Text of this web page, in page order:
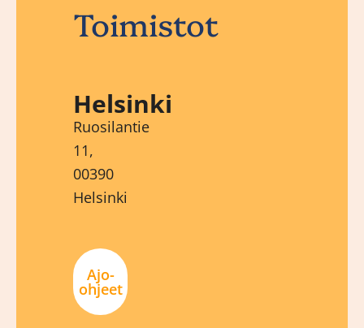
Toimistot
Helsinki
Ruosilantie
11,
00390
Helsinki
Ajo-
ohjeet